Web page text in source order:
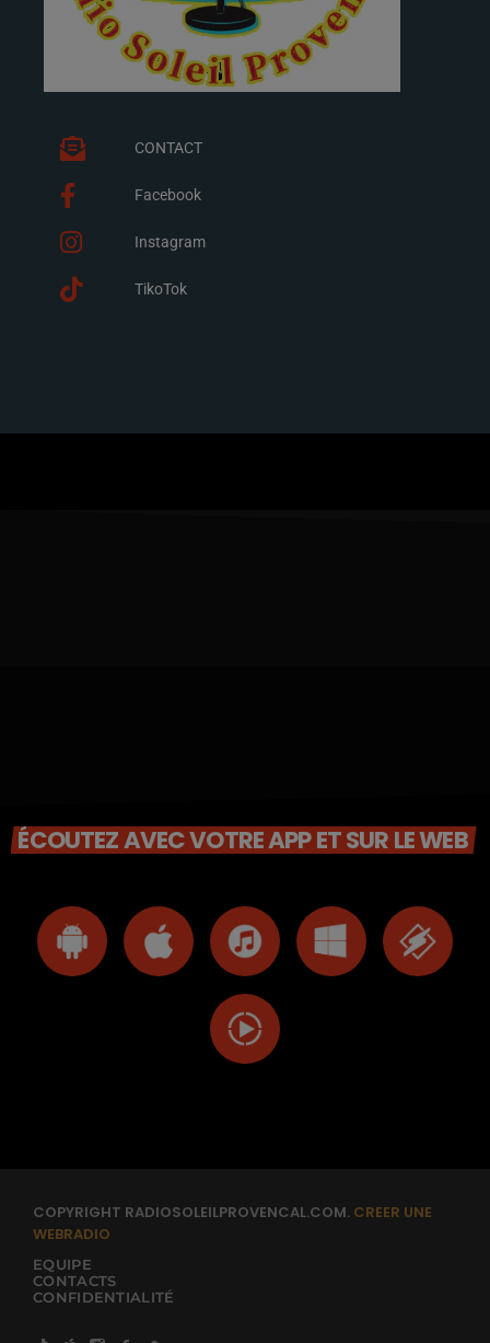
CONTACT
Facebook
Instagram
TikoTok
ÉCOUTEZ AVEC VOTRE APP ET SUR LE WEB
COPYRIGHT RADIOSOLEILPROVENCAL.COM. CREER UNE
WEBRADIO
EQUIPE
CONTACTS
CONFIDENTIALITÉ